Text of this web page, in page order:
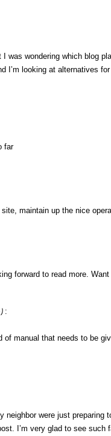
was wondering which blog
I’m looking at alternatives
far
maintain up the nice
forward to read more.
:
of manual that needs to be
were just
I’m very glad to see